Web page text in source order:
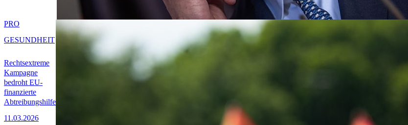
Rechtsextreme
Kampagne
bedroht EU-
finanzierte
Abtreibungshilfe
11.03.2026
PRO
GESUNDHEIT